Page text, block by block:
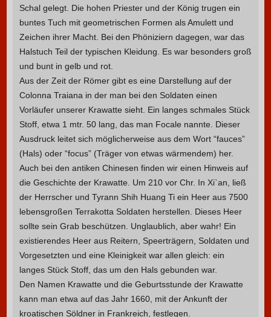
Schal gelegt. Die hohen Priester und der König trugen ein
buntes Tuch mit geometrischen Formen als Amulett und
Zeichen ihrer Macht. Bei den Phöniziern dagegen, war das
Halstuch Teil der typischen Kleidung. Es war besonders groß
und bunt in gelb und rot.
Aus der Zeit der Römer gibt es eine Darstellung auf der
Colonna Traiana in der man bei den Soldaten einen
Vorläufer unserer Krawatte sieht. Ein langes schmales Stück
Stoff, etwa 1 mtr. 50 lang, das man Focale nannte. Dieser
Ausdruck leitet sich möglicherweise aus dem Wort “fauces”
(Hals) oder “focus” (Träger von etwas wärmendem) her.
Auch bei den antiken Chinesen finden wir einen Hinweis auf
die Geschichte der Krawatte. Um 210 vor Chr. In Xi`an, ließ
der Herrscher und Tyrann Shih Huang Ti ein Heer aus 7500
lebensgroßen Terrakotta Soldaten herstellen. Dieses Heer
sollte sein Grab beschützen. Unglaublich, aber wahr! Ein
existierendes Heer aus Reitern, Speerträgern, Soldaten und
Vorgesetzten und eine Kleinigkeit war allen gleich: ein
langes Stück Stoff, das um den Hals gebunden war.
Den Namen Krawatte und die Geburtsstunde der Krawatte
kann man etwa auf das Jahr 1660, mit der Ankunft der
kroatischen Söldner in Frankreich, festlegen.